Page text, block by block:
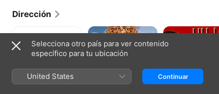
Dirección
Cleopatra
Julio
Selecciona otro país para ver contenido
específico para tu ubicación
United States Continuar